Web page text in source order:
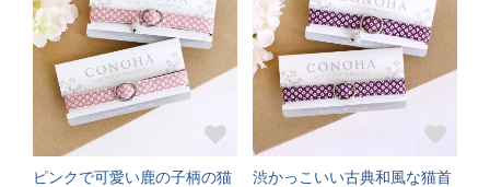
〔首輪サイズ〕
バックルで18～27cmに調節可能
〔サイズの目安〕
3～5kgの成猫
《特注》Lサイズ（+5cm）
ピンクで可愛い鹿の子柄の猫
渋かっこいい古典和風な猫首